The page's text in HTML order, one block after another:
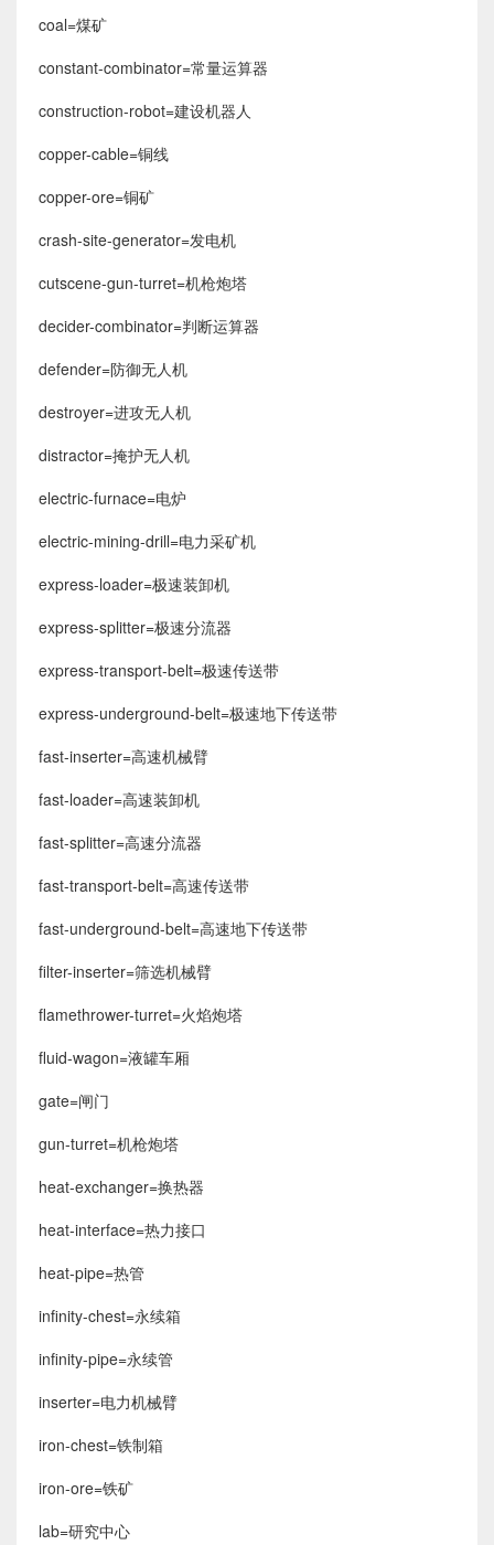
coal=煤矿
constant-combinator=常量运算器
construction-robot=建设机器人
copper-cable=铜线
copper-ore=铜矿
crash-site-generator=发电机
cutscene-gun-turret=机枪炮塔
decider-combinator=判断运算器
defender=防御无人机
destroyer=进攻无人机
distractor=掩护无人机
electric-furnace=电炉
electric-mining-drill=电力采矿机
express-loader=极速装卸机
express-splitter=极速分流器
express-transport-belt=极速传送带
express-underground-belt=极速地下传送带
fast-inserter=高速机械臂
fast-loader=高速装卸机
fast-splitter=高速分流器
fast-transport-belt=高速传送带
fast-underground-belt=高速地下传送带
filter-inserter=筛选机械臂
flamethrower-turret=火焰炮塔
fluid-wagon=液罐车厢
gate=闸门
gun-turret=机枪炮塔
heat-exchanger=换热器
heat-interface=热力接口
heat-pipe=热管
infinity-chest=永续箱
infinity-pipe=永续管
inserter=电力机械臂
iron-chest=铁制箱
iron-ore=铁矿
lab=研究中心